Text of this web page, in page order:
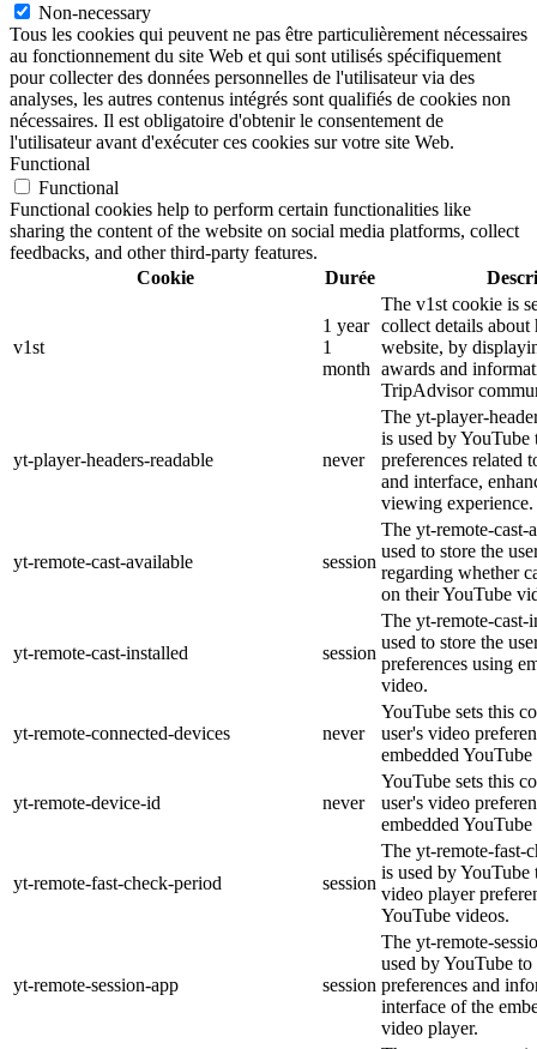
Non-necessary
Tous les cookies qui peuvent ne pas être particulièrement nécessaires
au fonctionnement du site Web et qui sont utilisés spécifiquement
pour collecter des données personnelles de l'utilisateur via des
analyses, les autres contenus intégrés sont qualifiés de cookies non
nécessaires. Il est obligatoire d'obtenir le consentement de
l'utilisateur avant d'exécuter ces cookies sur votre site Web.
Functional
Functional
Functional cookies help to perform certain functionalities like
sharing the content of the website on social media platforms, collect
feedbacks, and other third-party features.
Cookie
Durée
v1st
1 year
1
month
The v1st cookie is
collect details
website, by
awards and
TripAdvisor
yt-player-headers-readable never
The yt-player-
is used by YouTube
preferences related
and interface,
viewing experience.
yt-remote-cast-available session
The yt-remote-cast-
used to store the
regarding whether
on their YouTube
yt-remote-cast-installed session
The yt-remote-cast-
used to store the
preferences using
video.
yt-remote-connected-devices never
YouTube sets this
user's video
embedded
yt-remote-device-id never
YouTube sets this
user's video
embedded
yt-remote-fast-check-period session
The yt-remote-fast-
is used by YouTube
video player
YouTube videos.
yt-remote-session-app session
The yt-remote-
used by YouTube to
preferences and
interface of the
video player.